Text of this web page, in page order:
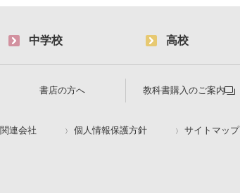
中学校 高校
書店の方へ 教科書購入のご案内
関連会社 個人情報保護方針 サイトマップ